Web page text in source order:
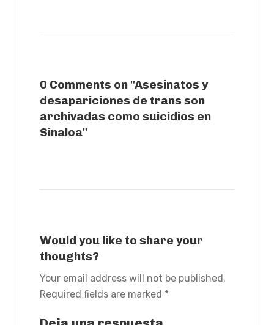
0 Comments on "Asesinatos y
desapariciones de trans son
archivadas como suicidios en
Sinaloa"
Would you like to share your
thoughts?
Your email address will not be published.
Required fields are marked *